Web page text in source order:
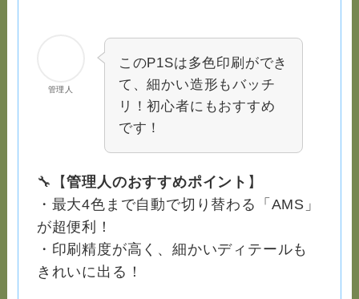
管理人
このP1Sは多色印刷ができ
て、細かい造形もバッチ
リ！初心者にもおすすめ
です！
🔧【管理人のおすすめポイント 】
・最大4色まで自動で切り替わる「AMS」
が超便利！
・印刷精度が高く、細かいディテールも
きれいに出る！